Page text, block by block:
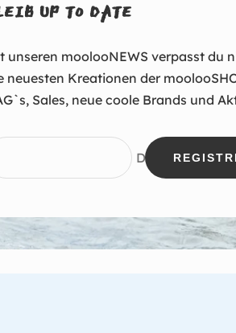
UP TO DATE
unseren moolooNEWS verpasst du
neuesten Kreationen der
Sales, neue coole Brands und
Deine E-Mail